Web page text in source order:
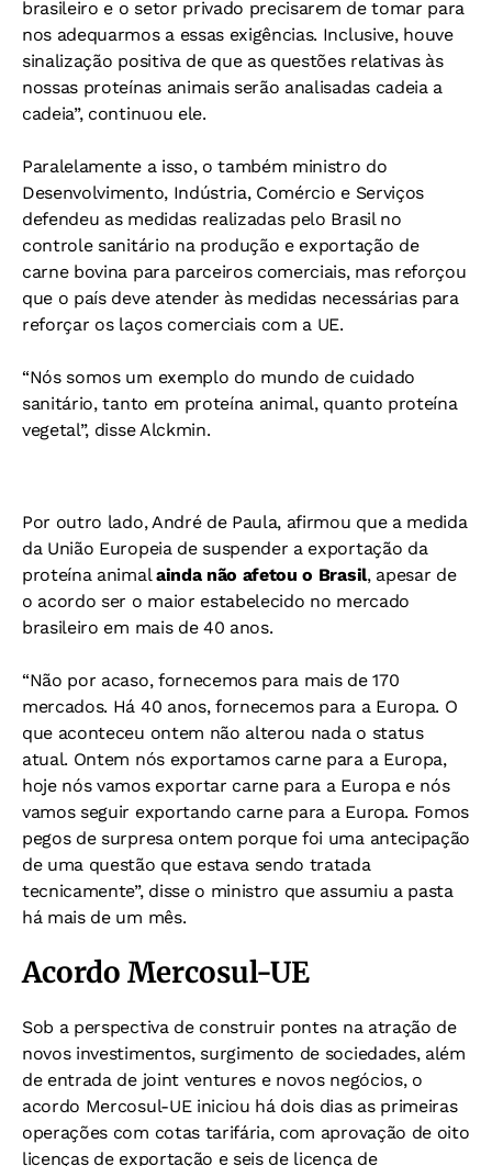
brasileiro e o setor privado precisarem de tomar para
nos adequarmos a essas exigências. Inclusive, houve
sinalização positiva de que as questões relativas às
nossas proteínas animais serão analisadas cadeia a
cadeia”, continuou ele.
Paralelamente a isso, o também ministro do
Desenvolvimento, Indústria, Comércio e Serviços
defendeu as medidas realizadas pelo Brasil no
controle sanitário na produção e exportação de
carne bovina para parceiros comerciais, mas reforçou
que o país deve atender às medidas necessárias para
reforçar os laços comerciais com a UE.
“Nós somos um exemplo do mundo de cuidado
sanitário, tanto em proteína animal, quanto proteína
vegetal”, disse Alckmin.
Por outro lado, André de Paula, afirmou que a medida
da União Europeia de suspender a exportação da
proteína animal ainda não afetou o Brasil, apesar de
o acordo ser o maior estabelecido no mercado
brasileiro em mais de 40 anos.
“Não por acaso, fornecemos para mais de 170
mercados. Há 40 anos, fornecemos para a Europa. O
que aconteceu ontem não alterou nada o status
atual. Ontem nós exportamos carne para a Europa,
hoje nós vamos exportar carne para a Europa e nós
vamos seguir exportando carne para a Europa. Fomos
pegos de surpresa ontem porque foi uma antecipação
de uma questão que estava sendo tratada
tecnicamente”, disse o ministro que assumiu a pasta
há mais de um mês.
Acordo Mercosul-UE
Sob a perspectiva de construir pontes na atração de
novos investimentos, surgimento de sociedades, além
de entrada de joint ventures e novos negócios, o
acordo Mercosul-UE iniciou há dois dias as primeiras
operações com cotas tarifária, com aprovação de oito
licenças de exportação e seis de licença de